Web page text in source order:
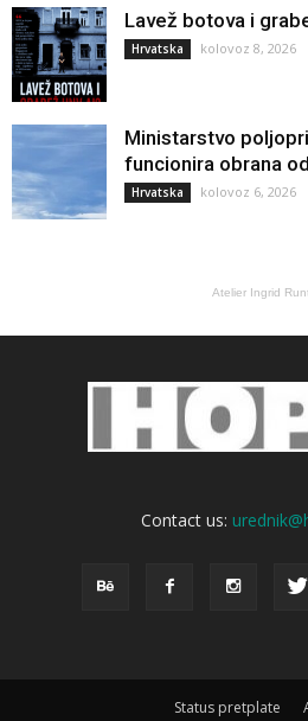
Lavež botova i
Hrvatska kolovoz 8, 2026
Ministarstvo
funcionira obrana
Hrvatska kolovoz 6, 2026
Atelier Ingrid
Contact us:
Status pretplate